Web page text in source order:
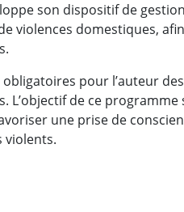
son dispositif de
violences domestiques,
pour l’auteur
L’objectif de ce
une prise de
violents.